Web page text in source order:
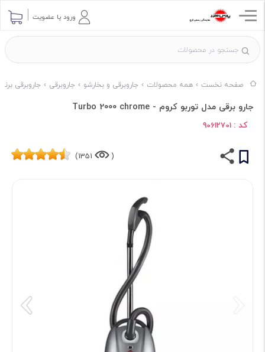
ورود یا عضویت
صفحه نخست همه محصولات جاروبرقی و بخارشو جاروبرقی جاروبرقی
جارو برقی مدل توربو کروم - Turbo 2000 chrome
کد : 90612701
(
1351)